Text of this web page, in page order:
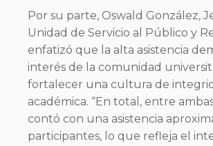
Por su parte, Oswald González,
Unidad de Servicio al Público y
enfatizó que la alta asistencia
interés de la comunidad
fortalecer una cultura de
académica. “En total, entre
contó con una asistencia
participantes, lo que refleja el